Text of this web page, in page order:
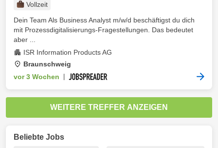
Vollzeit
Dein Team Als Business Analyst m/w/d beschäftigst du dich
mit Prozessdigitalisierungs-Fragestellungen. Das bedeutet
aber ...
ISR Information Products AG
Braunschweig
vor 3 Wochen
WEITERE TREFFER ANZEIGEN
Beliebte Jobs